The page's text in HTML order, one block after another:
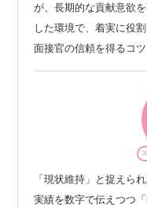
が、長期的な貢献意欲
した環境で、着実に役
面接官の信頼を得るコツ
「現状維持」と捉えら
実績を数字で伝えつつ